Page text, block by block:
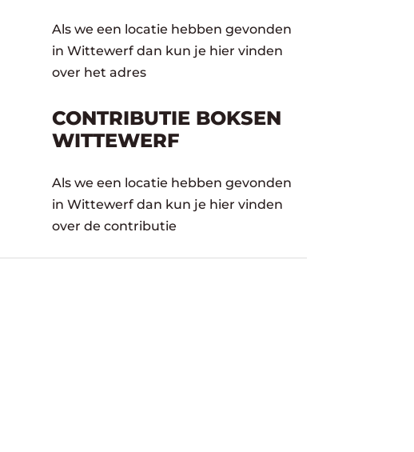
Als we een locatie hebben gevonden
in Wittewerf dan kun je hier vinden
over het adres
CONTRIBUTIE BOKSEN
WITTEWERF
Als we een locatie hebben gevonden
in Wittewerf dan kun je hier vinden
over de contributie